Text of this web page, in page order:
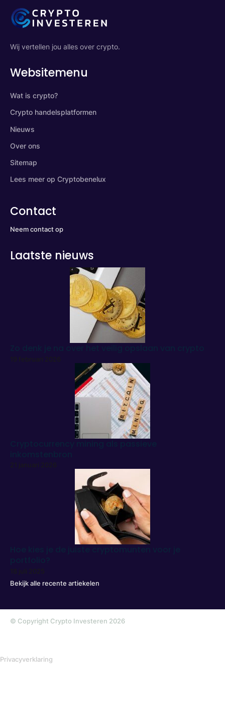
Wij vertellen jou alles over crypto.
Websitemenu
Wat is crypto?
Crypto handelsplatformen
Nieuws
Over ons
Sitemap
Lees meer op Cryptobenelux
Contact
Neem contact op
Laatste nieuws
19 februari 2026
21 januari 2026
18 juli 2025
Bekijk alle recente artiekelen
© Copyright Crypto Investeren 2026
Privacyverklaring